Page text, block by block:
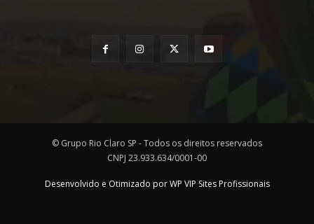
© Grupo Rio Claro SP - Todos os direitos reservados
CNPJ 23.933.634/0001-00
Desenvolvido e Otimizado por WP VIP Sites Profissionais